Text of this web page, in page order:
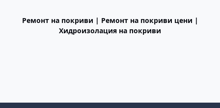
Ремонт на покриви | Ремонт на покриви цени |
Хидроизолация на покриви